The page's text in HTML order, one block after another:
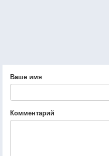
Ваше имя
Комментарий